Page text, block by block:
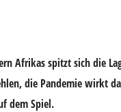
Afrikas spitzt sich die
die Pandemie wirkt
dem Spiel.